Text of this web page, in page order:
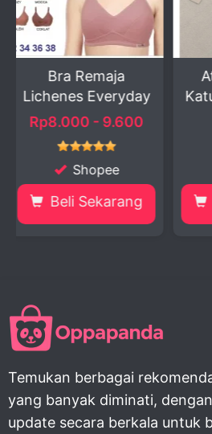
Atasan Trendy
Katun Ice Grey dan
Nav...
Rp182.999
Shopee
Beli Sekarang
Temukan berbagai
yang banyak diminati,
update secara berkala untuk